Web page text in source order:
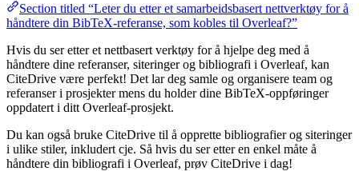
Section titled “Leter du etter et samarbeidsbasert nettverktøy for å
håndtere din BibTeX-referanse, som kobles til Overleaf?”
Hvis du ser etter et nettbasert verktøy for å hjelpe deg med å
håndtere dine referanser, siteringer og bibliografi i Overleaf, kan
CiteDrive være perfekt! Det lar deg samle og organisere team og
referanser i prosjekter mens du holder dine BibTeX-oppføringer
oppdatert i ditt Overleaf-prosjekt.
Du kan også bruke CiteDrive til å opprette bibliografier og siteringer
i ulike stiler, inkludert cje. Så hvis du ser etter en enkel måte å
håndtere din bibliografi i Overleaf, prøv CiteDrive i dag!